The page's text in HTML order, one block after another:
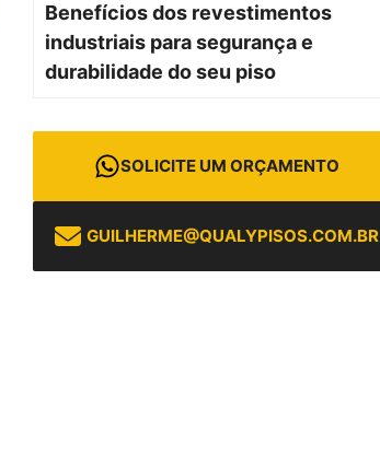
Benefícios dos revestimentos
industriais para segurança e
durabilidade do seu piso
SOLICITE UM ORÇAMENTO
GUILHERME@QUALYPISOS.COM.BR